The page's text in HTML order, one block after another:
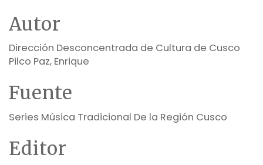
Autor
Dirección Desconcentrada de Cultura de Cusco
Pilco Paz, Enrique
Fuente
Series Música Tradicional De la Región Cusco
Editor